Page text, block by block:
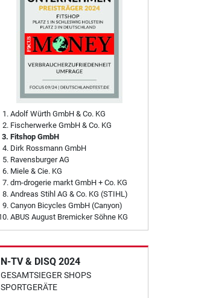
Adolf Würth GmbH & Co. KG
Fischerwerke GmbH & Co. KG
Fitshop GmbH
Dirk Rossmann GmbH
Ravensburger AG
Miele & Cie. KG
dm-drogerie markt GmbH + Co. KG
Andreas Stihl AG & Co. KG (STIHL)
Canyon Bicycles GmbH (Canyon)
ABUS August Bremicker Söhne KG
N-TV & DISQ 2024
GESAMTSIEGER SHOPS
SPORTGERÄTE